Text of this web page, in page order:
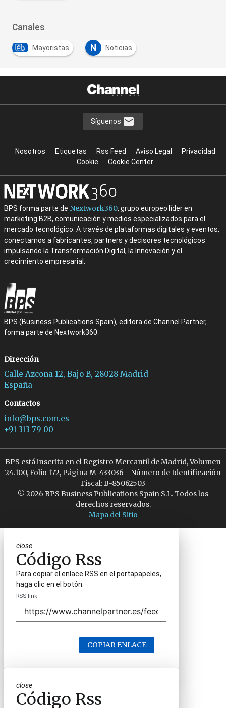
Canales
Mayoristas N Noticias
Síguenos
Nosotros Etiquetas Rss Feed Aviso Legal
Privacidad
Cookie
Cookie Center
BPS forma parte de Nextwork360, grupo europeo líder en
marketing B2B, comunicación y medios especializados para el
mercado tecnológico. A través de plataformas digitales y eventos,
conectamos a fabricantes, partners y decisores tecnológicos
impulsando la Transformación Digital, la Innovación y el
crecimiento empresarial.
BPS (Business Publications Spain), editora de Channel Partner,
forma parte de Nextwork360.
Dirección
Calle Azcona 12, Bajo B, 28028 Madrid
España
Contactos
info@bps.com.es
+91 313 79 00
BPS está inscrita en el Registro Mercantil de Madrid, Volumen
24.100, Folio 172, Página M-433036 - Número de Identificación
Fiscal: B-85062503
© 2026 BPS Business Publications Spain S.L. Todos los
derechos reservados.
Mapa del Sitio
close
Código Rss
Para copiar el enlace RSS en el portapapeles,
haga clic en el botón.
RSS link
COPIAR ENLACE
close
Código Rss